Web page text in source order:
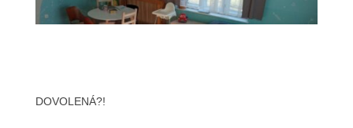
DOVOLENÁ?!